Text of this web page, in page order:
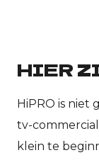
HIER
HiPRO is niet
tv-
klein te